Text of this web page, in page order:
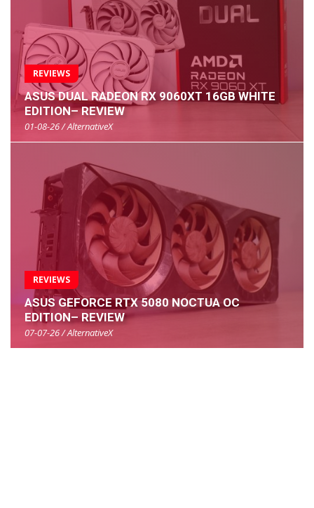
REVIEWS
ASUS DUAL RADEON RX 9060XT 16GB WHITE
EDITION– REVIEW
01-08-26 / AlternativeX
REVIEWS
ASUS GEFORCE RTX 5080 NOCTUA OC
EDITION– REVIEW
07-07-26 / AlternativeX